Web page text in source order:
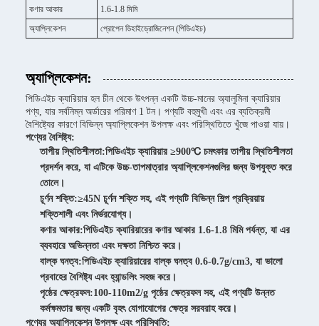
কণার আকার
1.6-1.8 মিমি
অ্যাপ্লিকেশন
প্রোপেন ডিহাইড্রোজিনেশন (পিডিএইচ)
অ্যাপ্লিকেশন:
পিডিএইচ ক্যারিয়ার হল চীন থেকে উৎপন্ন একটি উচ্চ-মানের অ্যালুমিনা ক্যারিয়ার
পণ্য, যার সর্বনিম্ন অর্ডারের পরিমাণ 1 টন। পণ্যটি বহুমুখী এবং এর ব্যতিক্রমী
বৈশিষ্ট্যের কারণে বিভিন্ন অ্যাপ্লিকেশন উপলক্ষ এবং পরিস্থিতিতে খুঁজে পাওয়া যায়।
পণ্যের বৈশিষ্ট্য:
তাপীয় স্থিতিশীলতা:পিডিএইচ ক্যারিয়ার ≥900℃ চমৎকার তাপীয় স্থিতিশীলতা
প্রদর্শন করে, যা এটিকে উচ্চ-তাপমাত্রার অ্যাপ্লিকেশনগুলির জন্য উপযুক্ত করে
তোলে।
চূর্ণন শক্তি:≥45N চূর্ণন শক্তি সহ, এই পণ্যটি বিভিন্ন শিল্প প্রক্রিয়ায়
শক্তিশালী এবং নির্ভরযোগ্য।
কণার আকার:পিডিএইচ ক্যারিয়ারের কণার আকার 1.6-1.8 মিমি পর্যন্ত, যা এর
ব্যবহারে অভিন্নতা এবং দক্ষতা নিশ্চিত করে।
বাল্ক ঘনত্ব:পিডিএইচ ক্যারিয়ারের বাল্ক ঘনত্ব 0.6-0.7g/cm3, যা ভালো
প্রবাহের বৈশিষ্ট্য এবং হ্যান্ডলিং সহজ করে।
পৃষ্ঠের ক্ষেত্রফল:100-110m2/g পৃষ্ঠের ক্ষেত্রফল সহ, এই পণ্যটি উন্নত
কর্মক্ষমতার জন্য একটি বৃহৎ যোগাযোগের ক্ষেত্র সরবরাহ করে।
পণ্যের অ্যাপ্লিকেশন উপলক্ষ এবং পরিস্থিতি: